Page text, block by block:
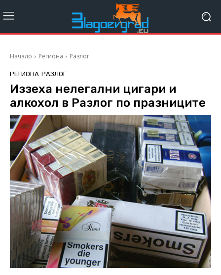
Начало Региона Разлог
РЕГИОНА РАЗЛОГ
Иззеха нелегални цигари и
алкохол в Разлог по празниците